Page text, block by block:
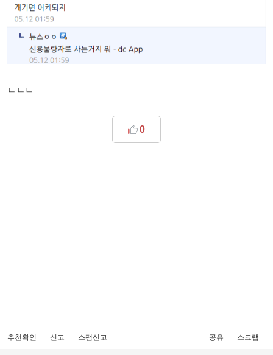
ㄷㄷㄷ
0
추천확인 신고 스팸신고 공유 스크랩